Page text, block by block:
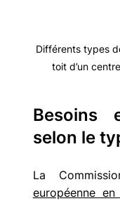
Différents types
toit d’un
Besoins
selon le
La
européenne